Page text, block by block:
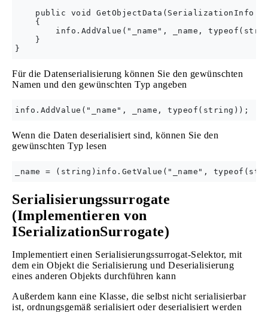
public void GetObjectData(SerializationInfo
    {
info.AddValue("_name", _name,
    }
Für die Datenserialisierung können Sie den gewünschten
Namen und den gewünschten Typ angeben
Wenn die Daten deserialisiert sind, können Sie den
gewünschten Typ lesen
Serialisierungssurrogate
(Implementieren von
ISerializationSurrogate)
Implementiert einen Serialisierungssurrogat-Selektor, mit
dem ein Objekt die Serialisierung und Deserialisierung
eines anderen Objekts durchführen kann
Außerdem kann eine Klasse, die selbst nicht serialisierbar
ist, ordnungsgemäß serialisiert oder deserialisiert werden